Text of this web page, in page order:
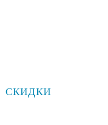
СКИДКИ